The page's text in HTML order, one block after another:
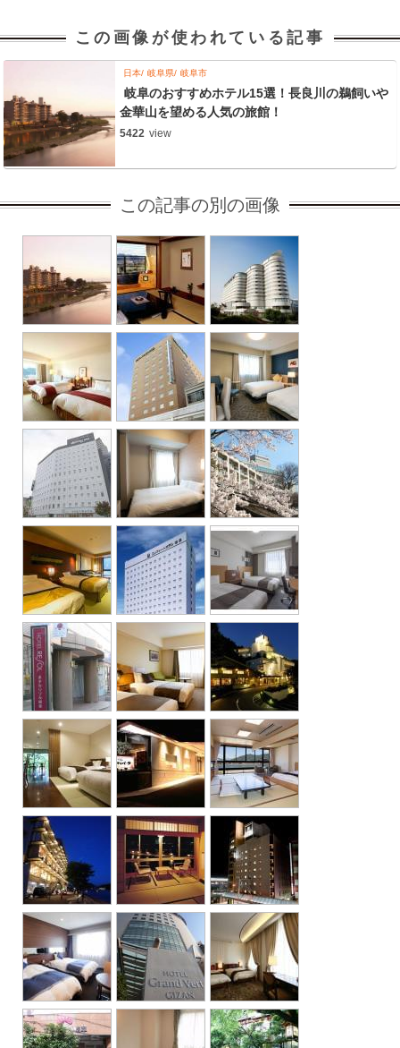
この画像が使われている記事
日本 岐阜県 岐阜市
岐阜のおすすめホテル15選！長良川の鵜飼いや
金華山を望める人気の旅館！
5422 view
この記事の別の画像